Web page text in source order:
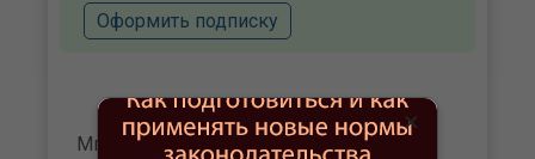
Оформить подписку
Мгновенный доступ к бухгалтерским
×